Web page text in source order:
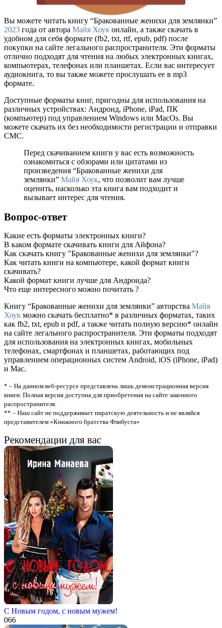
Вы можете читать книгу “Бракованные женихи для землянки”
2023 года от автора Майя Хоук онлайн, а также скачать в
удобном для себя формате (fb2, txt, rtf, epub, pdf) после
покупки на сайте легального распространителя. Эти форматы
отлично подходят для чтения на любых электронных книгах,
компьютерах, телефонах или планшетах. Если вас интересует
аудиокнига, то вы также можете прослушать ее в mp3
формате.
Доступные форматы книг, пригодны для использования на
различных устройствах: Андроид, iPhone, iPad, ПК
(компьютер) под управлением Windows или MacOs. Вы
можете скачать их без необходимости регистрации и отправки
СМС.
Перед скачиванием книги у вас есть возможность
ознакомиться с обзорами или цитатами из
произведения “Бракованные женихи для
землянки” Майя Хоук, что позволит вам лучше
оценить, насколько эта книга вам подходит и
вызывает интерес для чтения.
Вопрос-ответ
Какие есть форматы электронных книги?
В каком формате скачивать книги для Айфона?
Как скачать книгу "Бракованные женихи для землянки"?
Как читать книги на компьютере, какой формат книги
скачивать?
Какой формат книги лучше для Андроида?
Что еще интересного можно почитать ?
Книгу “Бракованные женихи для землянки” авторства Майя
Хоук можно скачать бесплатно* в различных форматах, таких
как fb2, txt, epub и pdf, а также читать полную версию* онлайн
на сайте легального распространителя. Эти форматы подходят
для использования на электронных книгах, мобильных
телефонах, смартфонах и планшетах, работающих под
управлением операционных систем Android, iOS (iPhone, iPad)
и Mac.
* – На данном веб-ресурсе представлена лишь демонстрационная версия
книги. Полная версия доступна для приобретения на сайте законного
распространителя.
** – Наш сайт не поддерживает пиратскую деятельность и не являйся
представителем «Книжного братства Флибуста»
Рекомендации для вас
С Новым годом, с новым мужем!
066